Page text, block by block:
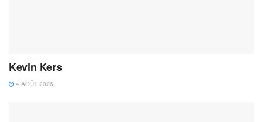
Kevin Kers
4 AOÛT 2026